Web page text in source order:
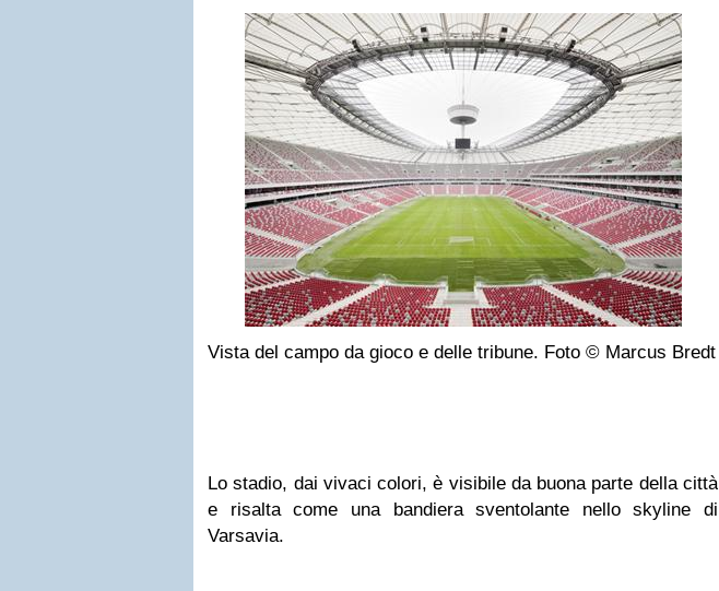
Vista del campo da gioco e delle tribune. Foto © Marcus Bredt
Lo stadio, dai vivaci colori, è visibile da buona parte della città
e risalta come una bandiera sventolante nello skyline di
Varsavia.